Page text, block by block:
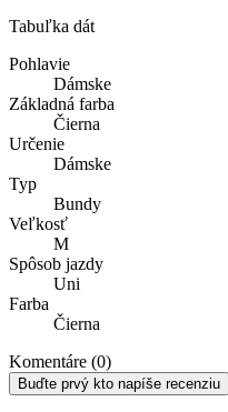
Tabuľka dát
Pohlavie
Dámske
Základná farba
Čierna
Určenie
Dámske
Typ
Bundy
Veľkosť
M
Spôsob jazdy
Uni
Farba
Čierna
Komentáre (0)
Buďte prvý kto napíše recenziu